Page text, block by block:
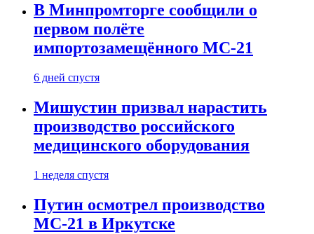
В Минпромторге сообщили о
первом полёте
импортозамещённого МС-21
6 дней спустя
Мишустин призвал нарастить
производство российского
медицинского оборудования
1 неделя спустя
Путин осмотрел производство
МС-21 в Иркутске